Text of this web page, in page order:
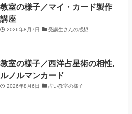
教室の様子／マイ・カード製作
講座
2026年8月7日 受講生さんの感想
教室の様子／西洋占星術の相性,
ルノルマンカード
2026年8月6日 占い教室の様子